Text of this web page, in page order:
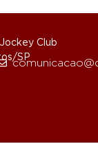
Club
SP